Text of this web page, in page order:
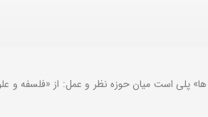
پلی است میان حوزه نظر و عمل: از «فلسفه و